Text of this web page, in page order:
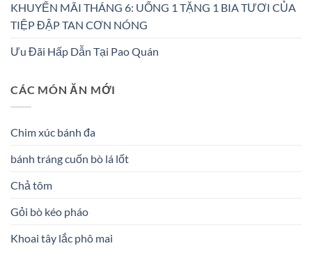
KHUYẾN MÃI THÁNG 6: UỐNG 1 TẶNG 1 BIA TƯƠI CỦA
TIỆP ĐẬP TAN CƠN NÓNG
Ưu Đãi Hấp Dẫn Tại Pao Quán
CÁC MÓN ĂN MỚI
Chim xúc bánh đa
bánh tráng cuốn bò lá lốt
Chả tôm
Gỏi bò kéo pháo
Khoai tây lắc phô mai